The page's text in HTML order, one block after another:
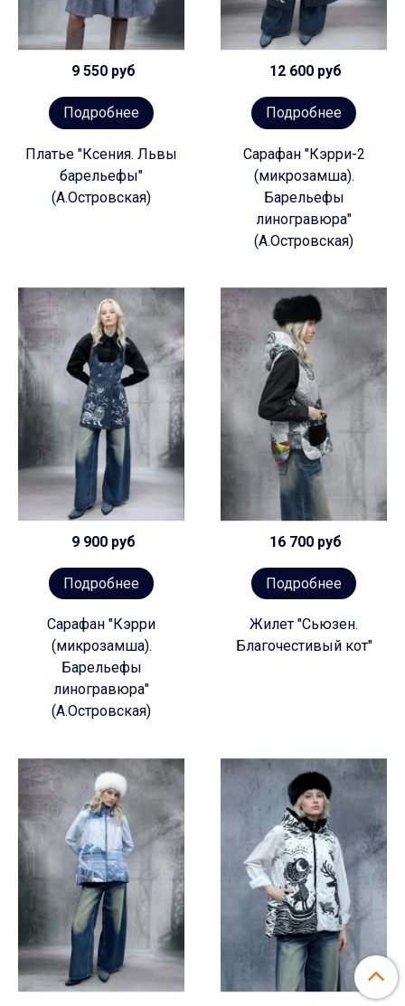
9 550 руб
Подробнее
Платье "Ксения. Львы
барельефы"
(А.Островская)
12 600 руб
Подробнее
Сарафан "Кэрри-2
(микрозамша).
Барельефы
линогравюра"
(А.Островская)
9 900 руб
Подробнее
Сарафан "Кэрри
(микрозамша).
Барельефы
линогравюра"
(А.Островская)
16 700 руб
Подробнее
Жилет "Сьюзен.
Благочестивый кот"